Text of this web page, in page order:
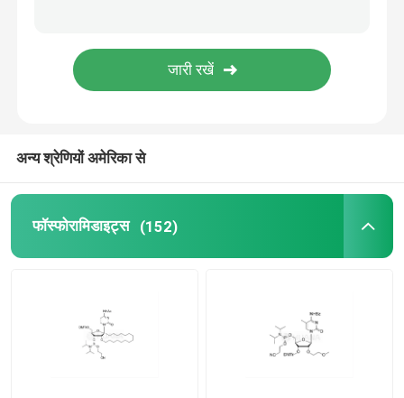
वितरण प्रणाली
अन्य श्रेणियों अमेरिका से
फॉस्फोरामिडाइट्स (152)